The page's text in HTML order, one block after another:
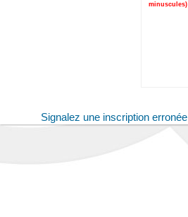
minuscules)
Signalez une inscription erronée